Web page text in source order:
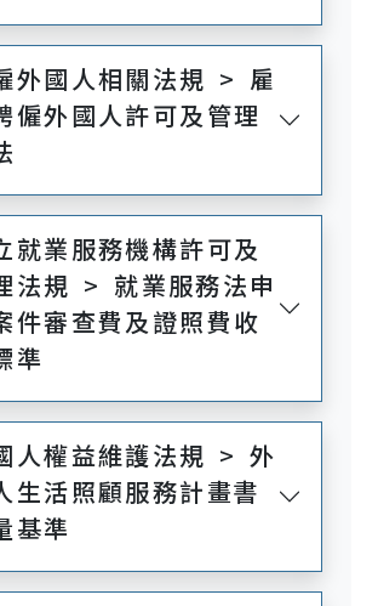
外國人相關法規 > 雇
僱外國人許可及管理
就業服務機構許可及
法規 > 就業服務法申
件審查費及證照費收
準
人權益維護法規 > 外
生活照顧服務計畫書
基準